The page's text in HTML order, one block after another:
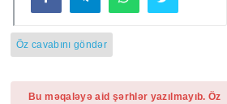
Öz cavabını göndər
Bu məqaləyə aid şərhlər yazılmayıb. Öz